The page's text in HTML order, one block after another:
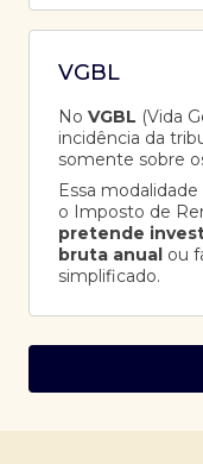
VGBL
No VGBL (Vida
incidência da
somente sobre
Essa
o Imposto de
pretende
bruta anual ou
simplificado.